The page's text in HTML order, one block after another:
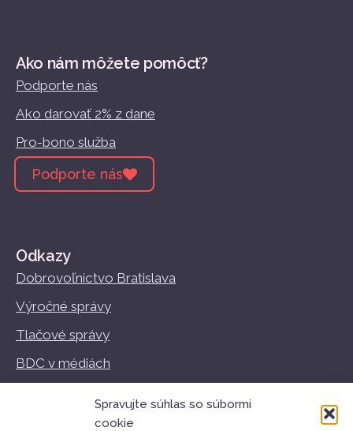
Spravujte súhlas so súbormi
cookie
Ako nám môžete pomôcť?
Podporte nás
Ako darovať 2% z dane
Pro-bono služba
Podporte nás
Odkazy
Dobrovoľníctvo Bratislava
Výročné správy
Tlačové správy
BDC v médiách
Podmienky používania